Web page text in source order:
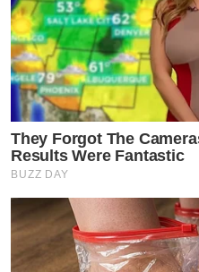
They Forgot The
Results Were Fantastic
BUZZ DAY